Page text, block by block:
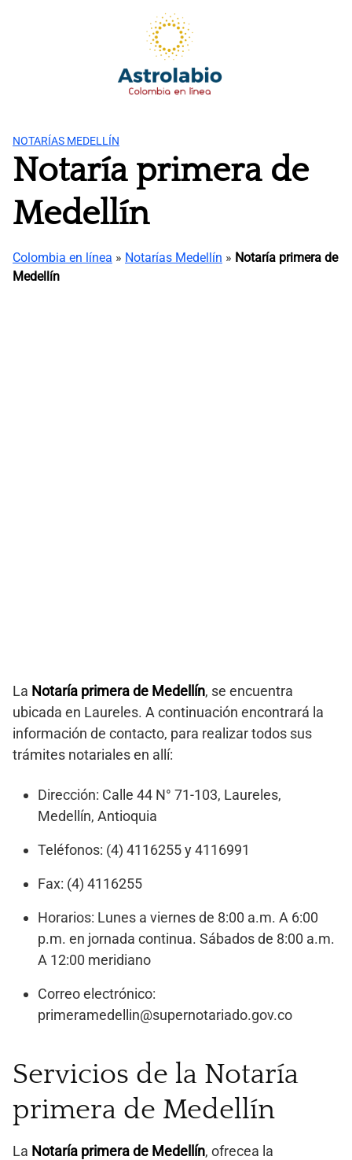
NOTARÍAS MEDELLÍN
Notaría primera de
Medellín
Colombia en línea » Notarías Medellín » Notaría primera de
Medellín
La Notaría primera de Medellín, se encuentra
ubicada en Laureles. A continuación encontrará la
información de contacto, para realizar todos sus
trámites notariales en allí:
Dirección: Calle 44 N° 71-103, Laureles,
Medellín, Antioquia
Teléfonos: (4) 4116255 y 4116991
Fax: (4) 4116255
Horarios: Lunes a viernes de 8:00 a.m. A 6:00
p.m. en jornada continua. Sábados de 8:00 a.m.
A 12:00 meridiano
Correo electrónico:
primeramedellin@supernotariado.gov.co
Servicios de la Notaría
primera de Medellín
La Notaría primera de Medellín, ofrecea la